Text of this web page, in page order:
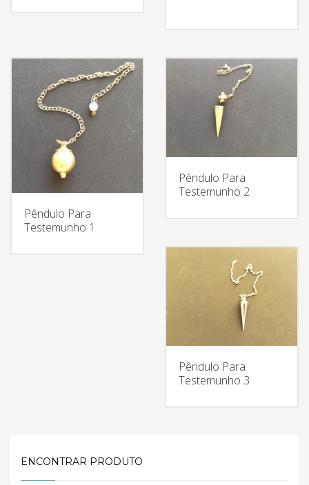
Pêndulo Para
Testemunho 1
Pêndulo Para
Testemunho 2
Pêndulo Para
Testemunho 3
ENCONTRAR PRODUTO